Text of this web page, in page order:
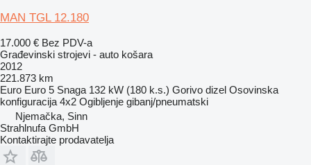
MAN TGL 12.180
17.000 € Bez PDV-a
Građevinski strojevi - auto košara
2012
221.873 km
Euro Euro 5 Snaga 132 kW (180 k.s.) Gorivo dizel Osovinska
konfiguracija 4x2 Ogibljenje gibanj/pneumatski
Njemačka, Sinn
Strahlnufa GmbH
Kontaktirajte prodavatelja